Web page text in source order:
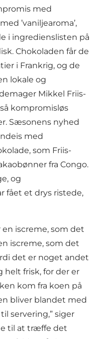
med
’vaniljearoma’,
i ingredienslisten på
Chokoladen får de
i Frankrig, og de
lokale og
Mikkel Friis-
kompromisløs
Sæsonens nyhed
med
som Friis-
fra Congo.
og
fået et drys ristede,
iscreme, som det
iscreme, som det
det er noget andet
helt frisk, for der er
kom fra koen på
bliver blandet med
servering,” siger
til at træffe det